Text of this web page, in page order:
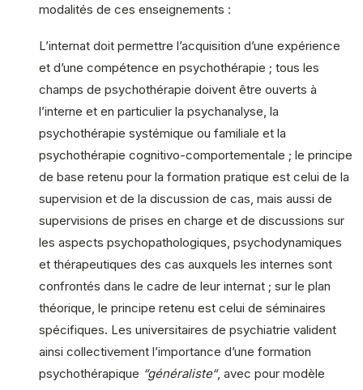
modalités de ces enseignements :
L’internat doit permettre l’acquisition d’une expérience
et d’une compétence en psychothérapie ; tous les
champs de psychothérapie doivent être ouverts à
l’interne et en particulier la psychanalyse, la
psychothérapie systémique ou familiale et la
psychothérapie cognitivo-comportementale ; le principe
de base retenu pour la formation pratique est celui de la
supervision et de la discussion de cas, mais aussi de
supervisions de prises en charge et de discussions sur
les aspects psychopathologiques, psychodynamiques
et thérapeutiques des cas auxquels les internes sont
confrontés dans le cadre de leur internat ; sur le plan
théorique, le principe retenu est celui de séminaires
spécifiques. Les universitaires de psychiatrie valident
ainsi collectivement l’importance d’une formation
psychothérapique “généraliste“, avec pour modèle